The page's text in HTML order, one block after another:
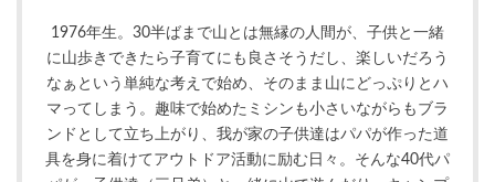
1976年生。30半ばまで山とは無縁の人間が、子供と一緒
に山歩きできたら子育てにも良さそうだし、楽しいだろう
なぁという単純な考えで始め、そのまま山にどっぷりとハ
マってしまう。趣味で始めたミシンも小さいながらもブラ
ンドとして立ち上がり、我が家の子供達はパパが作った道
具を身に着けてアウトドア活動に励む日々。そんな40代パ